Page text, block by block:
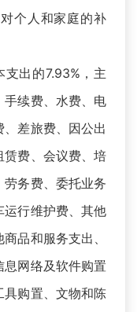
个人和家庭的补
出的7.93%，主
手续费、水费、电
差旅费、因公出
赁费、会议费、培
务费、委托业务
运行维护费、其他
品和服务支出、
网络及软件购置
具购置、文物和陈